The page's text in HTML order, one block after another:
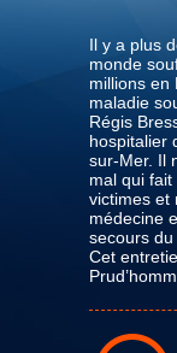
Il y a plus
monde
millions en
maladie
Régis
hospitalier
sur-Mer. Il
mal qui
victimes et
médecine
secours du
Cet